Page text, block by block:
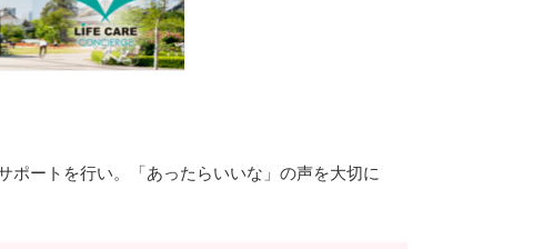
ポートを行い。「あったらいいな」の声を大切に